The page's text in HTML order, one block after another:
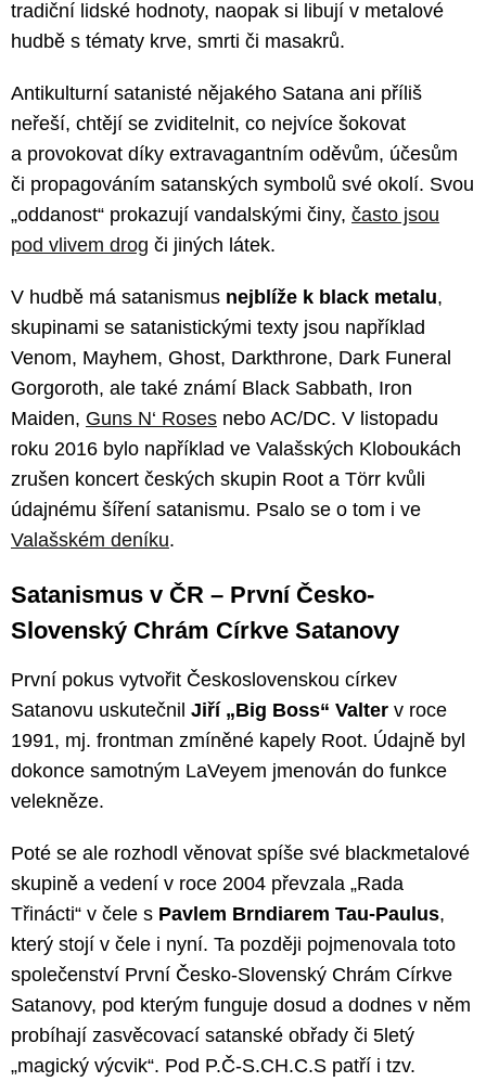
tradiční lidské hodnoty, naopak si libují v metalové
hudbě s tématy krve, smrti či masakrů.
Antikulturní satanisté nějakého Satana ani příliš
neřeší, chtějí se zviditelnit, co nejvíce šokovat
a provokovat díky extravagantním oděvům, účesům
či propagováním satanských symbolů své okolí. Svou
„oddanost“ prokazují vandalskými činy, často jsou
pod vlivem drog či jiných látek.
V hudbě má satanismus nejblíže k black metalu,
skupinami se satanistickými texty jsou například
Venom, Mayhem, Ghost, Darkthrone, Dark Funeral
Gorgoroth, ale také známí Black Sabbath, Iron
Maiden, Guns N‘ Roses nebo AC/DC. V listopadu
roku 2016 bylo například ve Valašských Kloboukách
zrušen koncert českých skupin Root a Törr kvůli
údajnému šíření satanismu. Psalo se o tom i ve
Valašském deníku.
Satanismus v ČR – První Česko-
Slovenský Chrám Církve Satanovy
První pokus vytvořit Československou církev
Satanovu uskutečnil Jiří „Big Boss“ Valter v roce
1991, mj. frontman zmíněné kapely Root. Údajně byl
dokonce samotným LaVeyem jmenován do funkce
velekněze.
Poté se ale rozhodl věnovat spíše své blackmetalové
skupině a vedení v roce 2004 převzala „Rada
Třinácti“ v čele s Pavlem Brndiarem Tau-Paulus,
který stojí v čele i nyní. Ta později pojmenovala toto
společenství První Česko-Slovenský Chrám Církve
Satanovy, pod kterým funguje dosud a dodnes v něm
probíhají zasvěcovací satanské obřady či 5letý
„magický výcvik“. Pod P.Č-S.CH.C.S patří i tzv.